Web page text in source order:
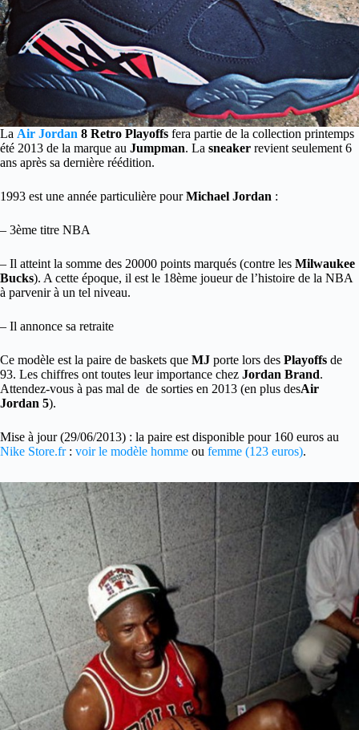
La Air Jordan 8 Retro Playoffs fera partie de la collection printemps
été 2013 de la marque au Jumpman. La sneaker revient seulement 6
ans après sa dernière réédition.
1993 est une année particulière pourMichael Jordan :
– 3ème titre NBA
– Il atteint la somme des 20000 points marqués (contre les Milwaukee
Bucks). A cette époque, il est le 18ème joueur de l’histoire de la NBA
à parvenir à un tel niveau.
– Il annonce sa retraite
Ce modèle est la paire de baskets que MJ porte lors des Playoffs de
93. Les chiffres ont toutes leur importance chez Jordan Brand.
Attendez-vous à pas mal de de sorties en 2013 (en plus desAir
Jordan 5).
Mise à jour (29/06/2013) : la paire est disponible pour 160 euros au
Nike Store.fr: voir le modèle homme ou femme (123 euros).